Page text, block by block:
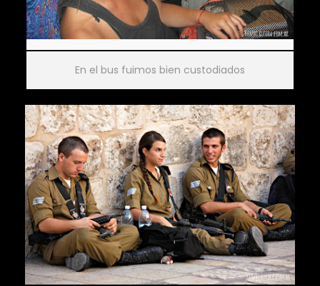
En el bus fuimos bien custodiados